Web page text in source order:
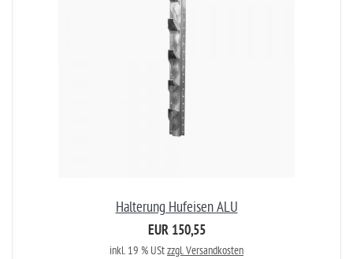
Halterung Hufeisen ALU
EUR 150,55
inkl. 19 % UStzzgl. Versandkosten